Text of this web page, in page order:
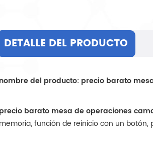
DETALLE DEL PRODUCTO
nombre del producto: precio barato
precio barato mesa de operaciones
memoria, función de reinicio con un